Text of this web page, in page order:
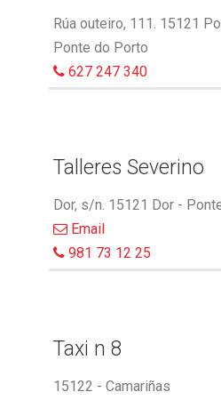
Rúa outeiro, 111. 15121
Ponte do Porto
627 247 340
Talleres Severino
Dor, s/n. 15121 Dor -
Email
981 73 12 25
Taxi n 8
15122 - Camariñas